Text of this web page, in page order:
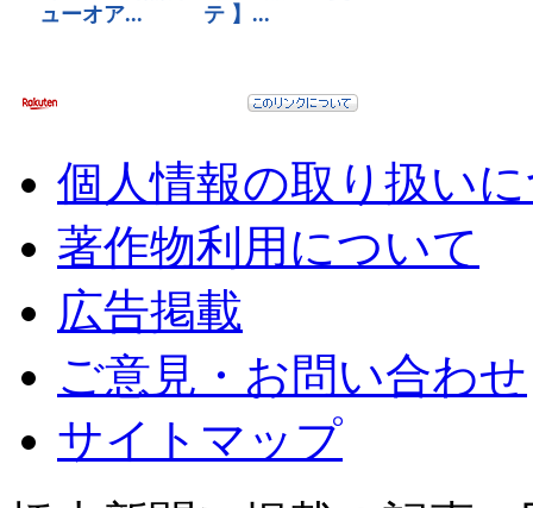
個人情報の取り扱い
著作物利用について
広告掲載
ご意見・お問い合わせ
サイトマップ